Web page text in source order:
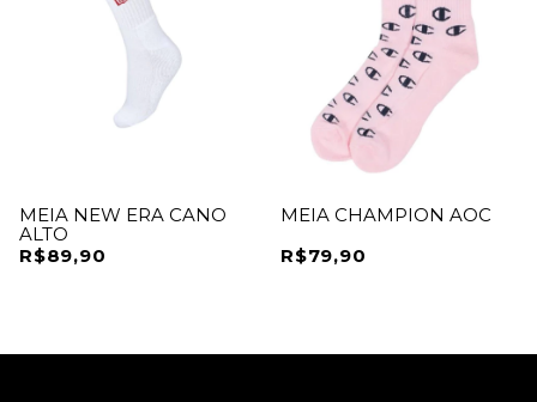
MEIA NEW ERA CANO
ALTO
R$89,90
MEIA CHAMPION AOC
R$79,90